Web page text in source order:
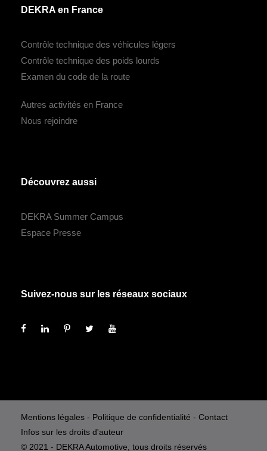
DEKRA en France
Contrôle technique des véhicules légers
Contrôle technique des poids lourds
Examen du code de la route
Autres activités en France
Nous rejoindre
Découvrez aussi
DEKRA Summer Campus
Espace Presse
Suivez-nous sur les réseaux sociaux
Mentions légales - Politique de confidentialité - Contact
Infos sur les droits d'auteur
© 2021 - DEKRA Automotive, tous droits réservés